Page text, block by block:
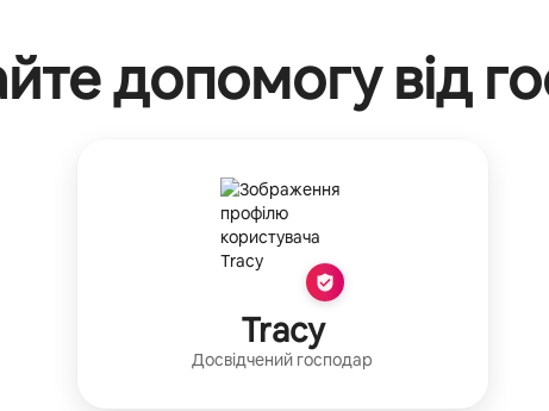
допомогу від
Tracy
Досвідчений господар